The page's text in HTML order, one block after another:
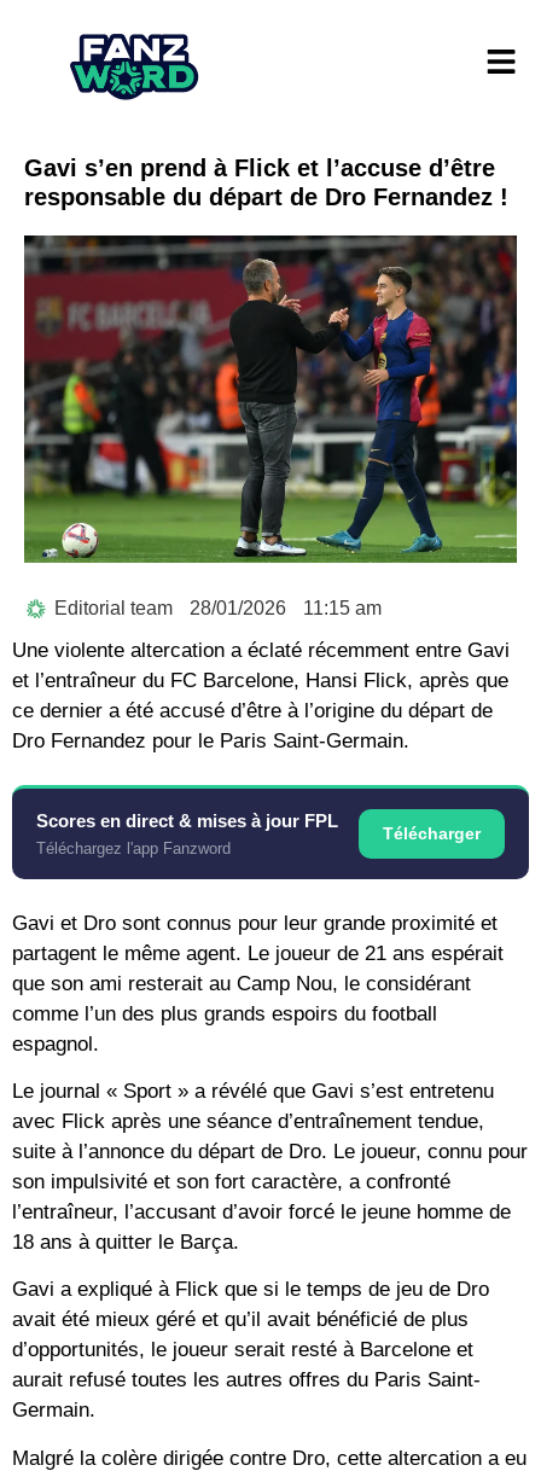
Gavi s’en prend à Flick et l’accuse d’être
responsable du départ de Dro Fernandez !
Editorial team 28/01/2026 11:15 am
Une violente altercation a éclaté récemment entre Gavi
et l’entraîneur du FC Barcelone, Hansi Flick, après que
ce dernier a été accusé d’être à l’origine du départ de
Dro Fernandez pour le Paris Saint-Germain.
Scores en direct & mises à jour FPL
Téléchargez l'app Fanzword
Télécharger
Gavi et Dro sont connus pour leur grande proximité et
partagent le même agent. Le joueur de 21 ans espérait
que son ami resterait au Camp Nou, le considérant
comme l’un des plus grands espoirs du football
espagnol.
Le journal « Sport » a révélé que Gavi s’est entretenu
avec Flick après une séance d’entraînement tendue,
suite à l’annonce du départ de Dro. Le joueur, connu pour
son impulsivité et son fort caractère, a confronté
l’entraîneur, l’accusant d’avoir forcé le jeune homme de
18 ans à quitter le Barça.
Gavi a expliqué à Flick que si le temps de jeu de Dro
avait été mieux géré et qu’il avait bénéficié de plus
d’opportunités, le joueur serait resté à Barcelone et
aurait refusé toutes les autres offres du Paris Saint-
Germain.
Malgré la colère dirigée contre Dro, cette altercation a eu